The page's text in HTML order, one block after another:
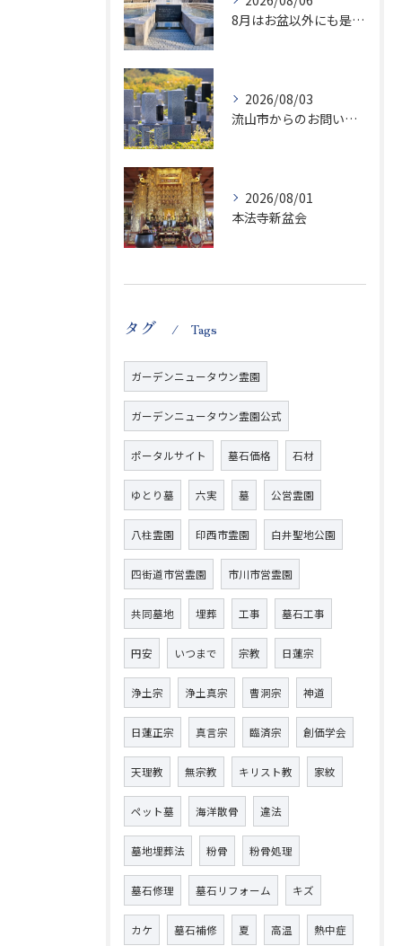
8月はお盆以外にも是非ご供養の気持ちを！
2026/08/03
流山市からのお問い合わせが急増中です、かなり悪質な業者さんとお寺さんらしいです
2026/08/01
本法寺新盆会
タグ Tags
ガーデンニュータウン霊園
ガーデンニュータウン霊園公式
ポータルサイト 墓石価格 石材
ゆとり墓 六実 墓 公営霊園
八柱霊園 印西市霊園 白井聖地公園
四街道市営霊園 市川市営霊園
共同墓地 埋葬 工事 墓石工事
円安 いつまで 宗教 日蓮宗
浄土宗 浄土真宗 曹洞宗 神道
日蓮正宗 真言宗 臨済宗 創価学会
天理教 無宗教 キリスト教 家紋
ペット墓 海洋散骨 違法
墓地埋葬法 粉骨 粉骨処理
墓石修理 墓石リフォーム キズ
カケ 墓石補修 夏 高温 熱中症